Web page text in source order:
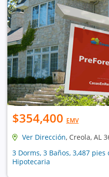
$354,400 EMV
Ver Dirección, Creola, AL
3 Dorms, 3 Baños, 3,487
Hipotecaria